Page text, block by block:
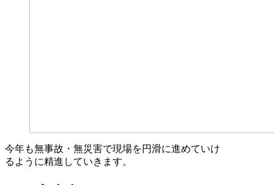
今年も無事故・無災害で現場を円滑に進めていけ
るように精進していきます。